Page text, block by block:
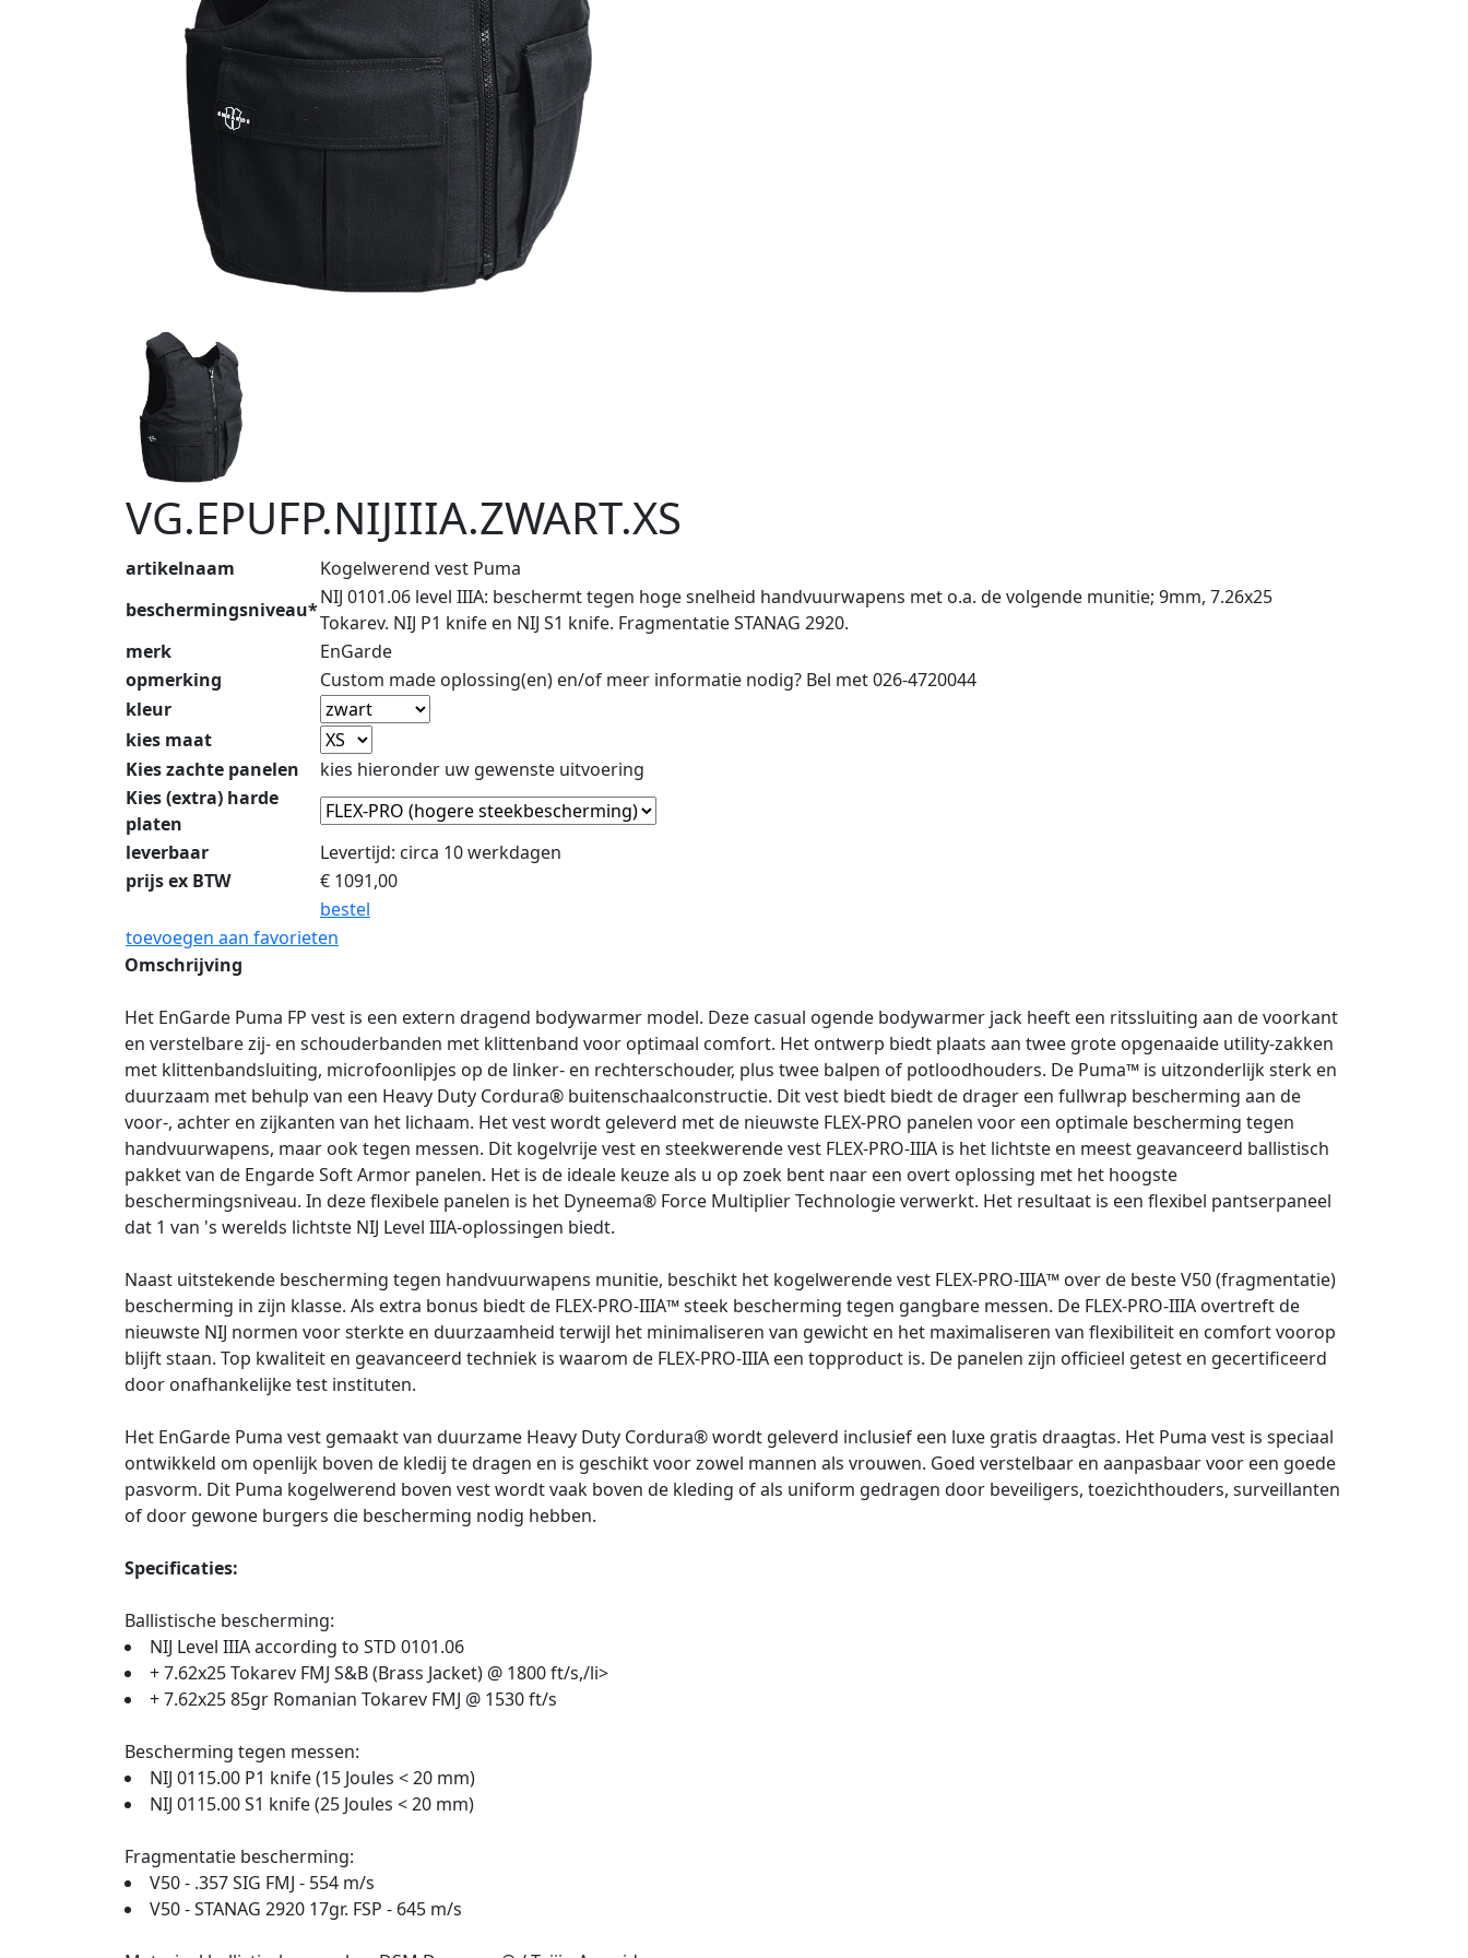
VG.EPUFP.NIJIIIA.ZWART.XS
artikelnaam
Kogelwerend vest Puma
beschermingsniveau*
NIJ 0101.06 level IIIA: beschermt tegen hoge snelheid handvuurwapens met o.a. de volgende munitie; 9mm, 7.26x25
Tokarev. NIJ P1 knife en NIJ S1 knife. Fragmentatie STANAG 2920.
merk
EnGarde
opmerking
Custom made oplossing(en) en/of meer informatie nodig? Bel met 026-4720044
kleur
kies maat
Kies zachte panelen
kies hieronder uw gewenste uitvoering
Kies (extra) harde
platen
leverbaar
Levertijd: circa 10 werkdagen
prijs ex BTW
€ 1091,00
bestel
toevoegen aan favorieten
Omschrijving
Het EnGarde Puma FP vest is een extern dragend bodywarmer model. Deze casual ogende bodywarmer jack heeft een ritssluiting aan de voorkant
en verstelbare zij- en schouderbanden met klittenband voor optimaal comfort. Het ontwerp biedt plaats aan twee grote opgenaaide utility-zakken
met klittenbandsluiting, microfoonlipjes op de linker- en rechterschouder, plus twee balpen of potloodhouders. De Puma™ is uitzonderlijk sterk en
duurzaam met behulp van een Heavy Duty Cordura® buitenschaalconstructie. Dit vest biedt biedt de drager een fullwrap bescherming aan de
voor-, achter en zijkanten van het lichaam. Het vest wordt geleverd met de nieuwste FLEX-PRO panelen voor een optimale bescherming tegen
handvuurwapens, maar ook tegen messen. Dit kogelvrije vest en steekwerende vest FLEX-PRO-IIIA is het lichtste en meest geavanceerd ballistisch
pakket van de Engarde Soft Armor panelen. Het is de ideale keuze als u op zoek bent naar een overt oplossing met het hoogste
beschermingsniveau. In deze flexibele panelen is het Dyneema® Force Multiplier Technologie verwerkt. Het resultaat is een flexibel pantserpaneel
dat 1 van 's werelds lichtste NIJ Level IIIA-oplossingen biedt.
Naast uitstekende bescherming tegen handvuurwapens munitie, beschikt het kogelwerende vest FLEX-PRO-IIIA™ over de beste V50 (fragmentatie)
bescherming in zijn klasse. Als extra bonus biedt de FLEX-PRO-IIIA™ steek bescherming tegen gangbare messen. De FLEX-PRO-IIIA overtreft de
nieuwste NIJ normen voor sterkte en duurzaamheid terwijl het minimaliseren van gewicht en het maximaliseren van flexibiliteit en comfort voorop
blijft staan. Top kwaliteit en geavanceerd techniek is waarom de FLEX-PRO-IIIA een topproduct is. De panelen zijn officieel getest en gecertificeerd
door onafhankelijke test instituten.
Het EnGarde Puma vest gemaakt van duurzame Heavy Duty Cordura® wordt geleverd inclusief een luxe gratis draagtas. Het Puma vest is speciaal
ontwikkeld om openlijk boven de kledij te dragen en is geschikt voor zowel mannen als vrouwen. Goed verstelbaar en aanpasbaar voor een goede
pasvorm. Dit Puma kogelwerend boven vest wordt vaak boven de kleding of als uniform gedragen door beveiligers, toezichthouders, surveillanten
of door gewone burgers die bescherming nodig hebben.
Specificaties:
Ballistische bescherming:
NIJ Level IIIA according to STD 0101.06
+ 7.62x25 Tokarev FMJ S&B (Brass Jacket) @ 1800 ft/s,/li>
+ 7.62x25 85gr Romanian Tokarev FMJ @ 1530 ft/s
Bescherming tegen messen:
NIJ 0115.00 P1 knife (15 Joules < 20 mm)
NIJ 0115.00 S1 knife (25 Joules < 20 mm)
Fragmentatie bescherming:
V50 - .357 SIG FMJ - 554 m/s
V50 - STANAG 2920 17gr. FSP - 645 m/s